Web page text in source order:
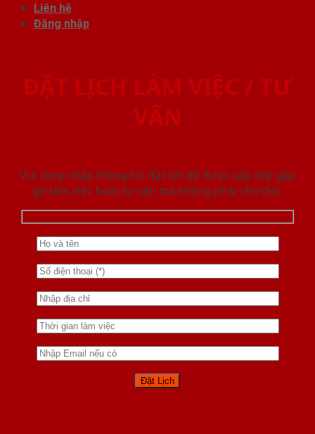
Liên hệ
Đăng nhập
ĐẶT LỊCH LÀM VIỆC / TƯ
VẤN
Vui lòng nhập thông tin đặt lịch để được sắp xếp gặp
gỡ làm việc hoăc tư vấn mà không phải chờ đợi.